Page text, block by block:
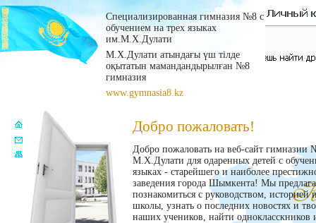
Специализированная гимназия №8 с
обучением на трех языках
им.М.Х.Дулати
М.Х.Дулати атындағы үш тілде
оқытатын мамандандырылған №8
гимназия
www.gymnasia8.kz
Добро пожаловать!
Добро пожаловать на веб-сайт гимназии
М.Х.Дулати для одаренных детей с
языках - старейшего и наиболее
заведения города Шымкента! Мы
познакомиться с руководством, историей
школы, узнать о последних новостях и
наших учеников, найти однокласскников